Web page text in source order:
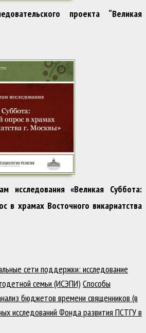
проекта “Великая
исследования «Великая Суббота:
в храмах Восточного викариатства
сети поддержки: исследование
семьи (ИСЭПИ) Способы
бюджетов времени священников (в
исследований Фонда развития ПСТГУ в